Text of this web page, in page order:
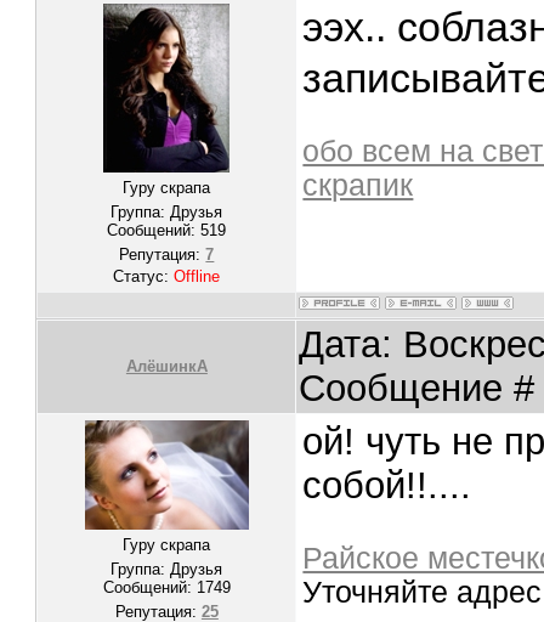
Гуру скрапа
Группа: Друзья
Сообщений:519
Репутация:7
Статус:Offline
ээх..
обо всем на
скрапик
АлёшинкА
Дата:
Сообщение
Гуру скрапа
Группа: Друзья
Сообщений: 1749
Репутация: 25
ой! чуть не
собой!!....
Райское
Уточняйте